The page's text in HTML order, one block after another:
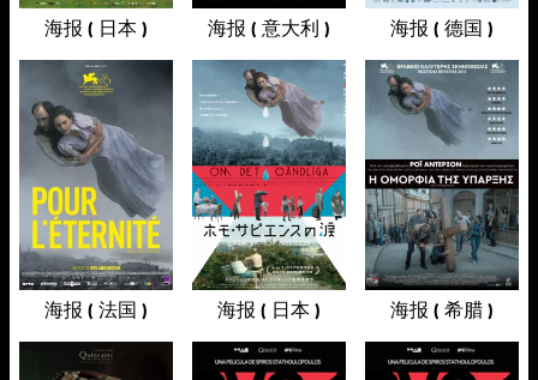
海报 ( 日本 ) 海报 ( 意大利 ) 海报 ( 德国 )
海报 ( 法国 ) 海报 ( 日本 ) 海报 ( 希腊 )